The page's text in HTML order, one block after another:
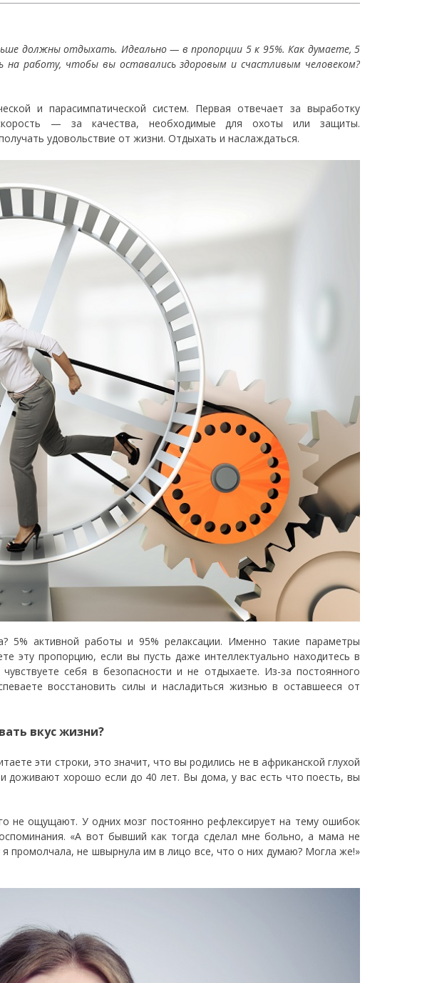
должны отдыхать. Идеально — в пропорции 5 к 95%. Как думаете, 5
на работу, чтобы вы оставались здоровым и счастливым человеком?
и парасимпатической систем. Первая отвечает за выработку
— за качества, необходимые для охоты или защиты.
удовольствие от жизни. Отдыхать и наслаждаться.
5% активной работы и 95% релаксации. Именно такие параметры
эту пропорцию, если вы пусть даже интеллектуально находитесь в
себя в безопасности и не отдыхаете. Из-за постоянного
восстановить силы и насладиться жизнью в оставшееся от
вкус жизни?
эти строки, это значит, что вы родились не в африканской глухой
доживают хорошо если до 40 лет. Вы дома, у вас есть что поесть, вы
не ощущают. У одних мозг постоянно рефлексирует на тему ошибок
«А вот бывший как тогда сделал мне больно, а мама не
я промолчала, не швырнула им в лицо все, что о них думаю? Могла же!»